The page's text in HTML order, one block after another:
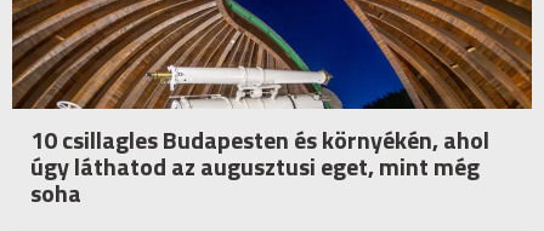
10 csillagles Budapesten és környékén, ahol
úgy láthatod az augusztusi eget, mint még
soha